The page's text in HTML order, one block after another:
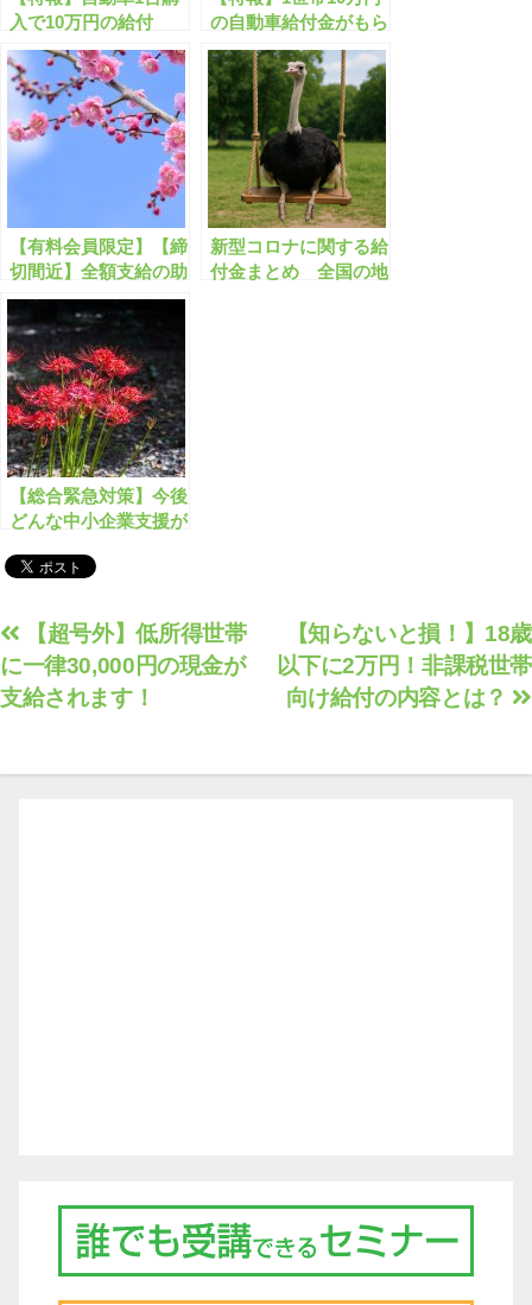
入で10万円の給付
金！
の自動車給付金がもら
えます!!
【有料会員限定】【締
切間近】全額支給の助
成金・補助金のまとめ
【2023年2月版】
新型コロナに関する給
付金まとめ 全国の地
【総合緊急対策】今後
どんな中小企業支援が
アップ/賃上げ/サプラ
省エネ
投
稿
ナ
ゲ
【知らないと損！】18歳
以下に2万円！非課税世帯
向け給付の内容とは？
【超号外】低所得世帯
に一律30,000円の現金が
支給されます！